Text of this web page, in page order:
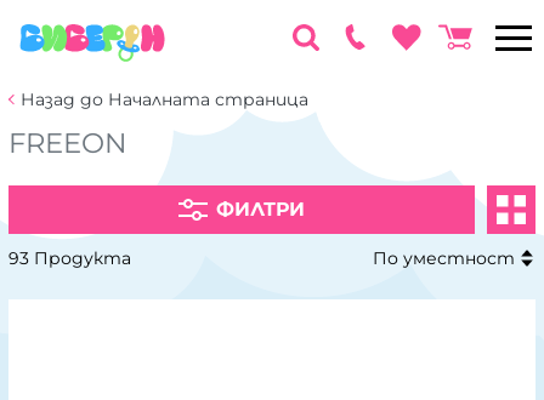
Назад до Началната страница
FREEON
ФИЛТРИ
93 Продукта По уместност